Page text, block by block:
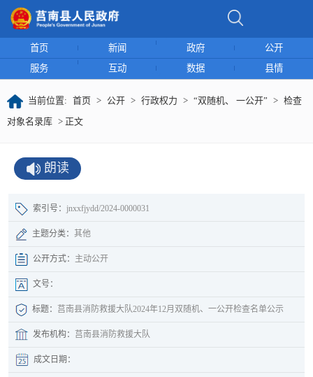
首页 新闻 政府
公开
服务
互动 数据 县情
当前位置: 首页 > 公开 > 行政权力 > “双随机、 一公开” > 检查
对象名录库 > 正文
朗读
索引号： jnxxfjydd/2024-0000031
主题分类： 其他
公开方式： 主动公开
文号：
标题： 莒南县消防救援大队2024年12月双随机、一公开检查名单公示
发布机构： 莒南县消防救援大队
成文日期：